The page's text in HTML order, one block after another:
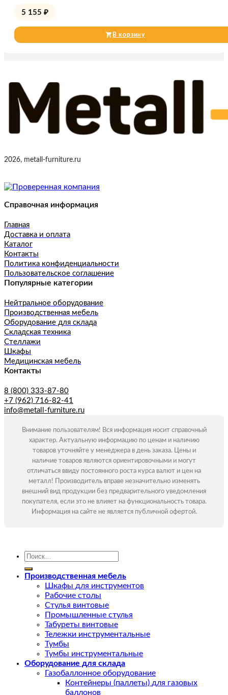
5 155 ₽
В корзину
2026, metall-furniture.ru
Справочная информация
Главная
Доставка и оплата
Каталог
Контакты
Политика конфиденциальности
Пользовательское соглашение
Популярные категории
Нейтральное оборудование
Производственная мебель
Оборудование для склада
Складская техника
Стеллажи
Шкафы
Медицинская мебель
Контакты
8 (800) 333-87-80
+7 (962) 716-82-41
info@metall-furniture.ru
Внимание пользователям! Вся информация носит справочный
характер. Актуальную информацию по ценам и наличию
товаров уточняйте у менеджера в день заказа. Цены и
наличие товаров являются ориентировочными и могут
отличаться ввиду постоянного роста курса валют и цен на
металл! Производитель вправе незначительно изменять
внешний вид продукции без предварительного уведомления
покупателя, если это не влияет на функциональность товара.
Информация на сайте не является публичной офертой.
Искать:
Производственная мебель
Шкафы для инструментов
Рабочие столы
Стулья винтовые
Промышленные стулья
Табуреты винтовые
Тележки инструментальные
Тумбы
Тумбы инструментальные
Оборудование для склада
Газобаллонное оборудование
Контейнеры (паллеты) для газовых
баллонов